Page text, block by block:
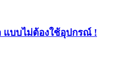
แบบไม่ต้องใช้อุปกรณ์ !